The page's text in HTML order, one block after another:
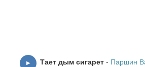
▶ Тает дым сигарет - Паршин